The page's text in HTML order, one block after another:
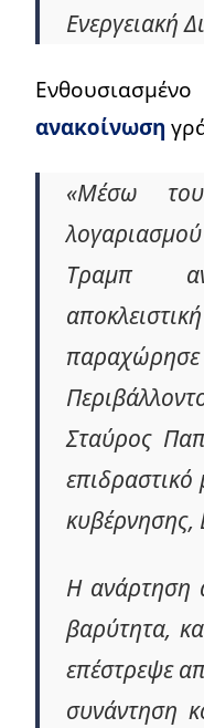
Ενεργειακή
Ενθουσιασμένο
ανακοίνωση
«Μέσω
Τραμπ
Σταύρος
επιδραστικό
Η ανάρτηση
βαρύτητα,
επέστρεψε
συνάντηση